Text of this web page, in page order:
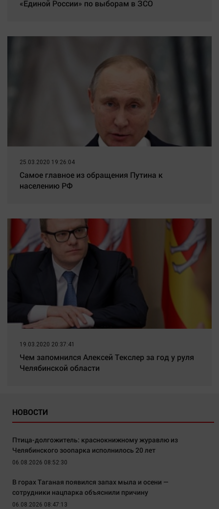
«Единой России» по выборам в ЗСО
25.03.2020 19:26:04
Самое главное из обращения Путина к
населению РФ
19.03.2020 20:37:41
Чем запомнился Алексей Текслер за год у руля
Челябинской области
НОВОСТИ
Птица-долгожитель: краснокнижному журавлю из
Челябинского зоопарка исполнилось 20 лет
06.08.2026 08:52:30
В горах Таганая появился запах мыла и осени —
сотрудники нацпарка объяснили причину
06.08.2026 08:47:13